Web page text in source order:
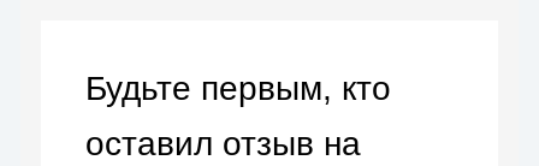
Будьте первым, кто
оставил отзыв на